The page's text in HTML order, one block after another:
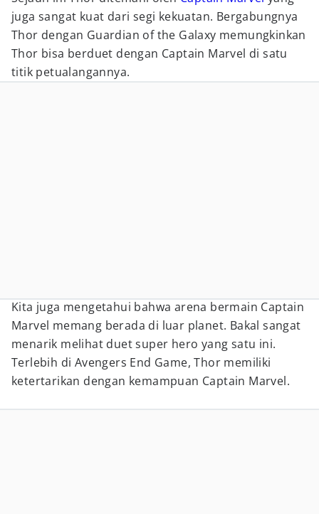
juga sangat kuat dari segi kekuatan. Bergabungnya
Thor dengan Guardian of the Galaxy memungkinkan
Thor bisa berduet dengan Captain Marvel di satu
titik petualangannya.
Kita juga mengetahui bahwa arena bermain Captain
Marvel memang berada di luar planet. Bakal sangat
menarik melihat duet super hero yang satu ini.
Terlebih di Avengers End Game, Thor memiliki
ketertarikan dengan kemampuan Captain Marvel.